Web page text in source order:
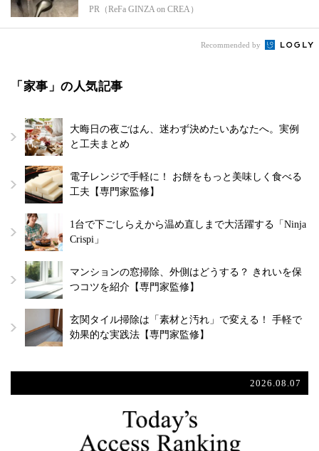
PR（ReFa GINZA on CREA）
Recommended by
「家事」の人気記事
大晦日の夜ごはん、迷わず決めたいあなたへ。実例
と工夫まとめ
電子レンジで手軽に！ お餅をもっと美味しく食べる
工夫【専門家監修】
1台で下ごしらえから温め直しまで大活躍する「Ninja
Crispi」
マンションの窓掃除、外側はどうする？ きれいを保
つコツを紹介【専門家監修】
玄関タイル掃除は「素材と汚れ」で変える！ 手軽で
効果的な実践法【専門家監修】
2026.08.07